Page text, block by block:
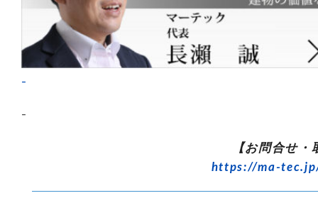
–
–
【お問合せ
https://ma-